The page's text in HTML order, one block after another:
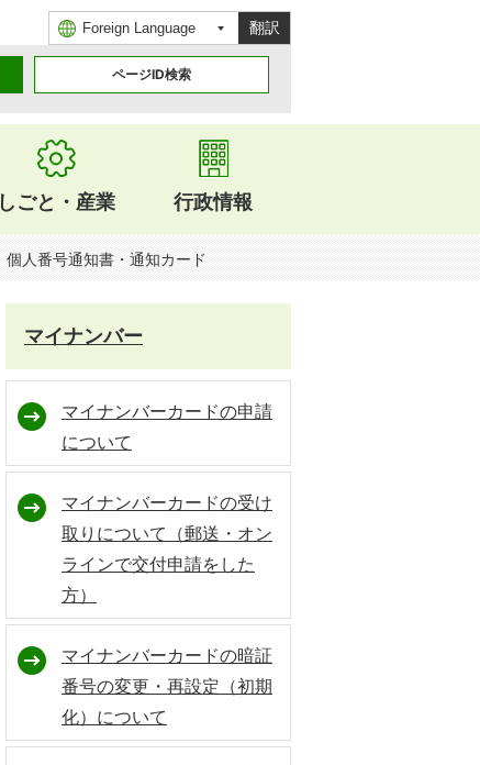
翻訳
ページID検索
しごと・産業 行政情報
個人番号通知書・通知カード
マイナンバー
マイナンバーカードの申請
について
マイナンバーカードの受け
取りについて（郵送・オン
ラインで交付申請をした
方）
マイナンバーカードの暗証
番号の変更・再設定（初期
化）について